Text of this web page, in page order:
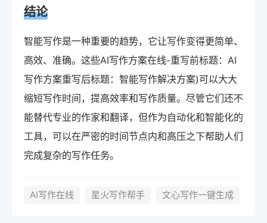
结论
智能写作是一种重要的趋势，它让写作变得更简单、
高效、准确。这些AI写作方案在线-重写前标题：AI
写作方案重写后标题：智能写作解决方案)可以大大
缩短写作时间，提高效率和写作质量。尽管它们还不
能替代专业的作家和翻译，但作为自动化和智能化的
工具，可以在严密的时间节点内和高压之下帮助人们
完成复杂的写作任务。
AI写作在线 星火写作帮手 文心写作一键生成